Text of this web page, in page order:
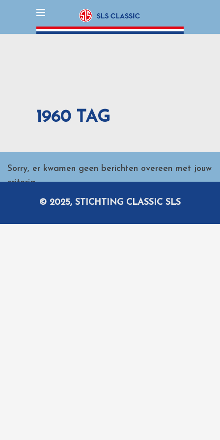
1960 TAG
Sorry, er kwamen geen berichten overeen met jouw
criteria.
© 2025, STICHTING CLASSIC SLS